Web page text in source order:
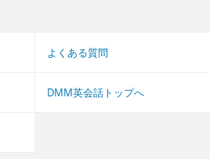
よくある質問
DMM英会話トップへ